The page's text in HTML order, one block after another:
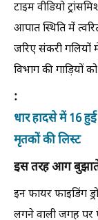
टाइम वीडियो
आपात स्थिति में
जरिए संकरी
विभाग की गाड़ियों
:
धार हादसे में 16
मृतकों की लिस्ट
इस तरह आग बुझाते
इन फायर फाइडिंग
लगने वाली जगह